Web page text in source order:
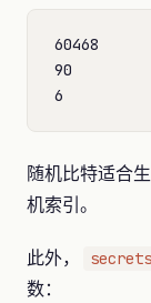
60468
90
随机比特适合
机索引。
此外， secrets
数：